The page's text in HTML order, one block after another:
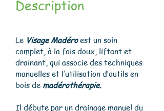
Description
Le Visage Madéroest un soin
complet, à la fois doux, liftant et
drainant, qui associe des techniques
manuelles et l’utilisation d’outils en
bois de madérothérapie.
Il débute par un drainage manuel du